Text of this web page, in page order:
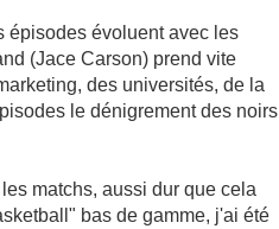
épisodes évoluent avec les
(Jace Carson) prend vite
des universités, de la
le dénigrement des noirs
matchs, aussi dur que cela
bas de gamme, j'ai été